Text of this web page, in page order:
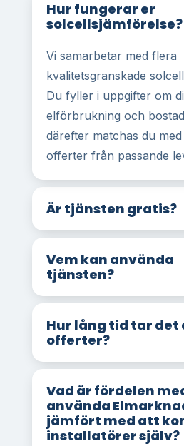
Hur fungerar er
solcellsjämförelse?
Vi samarbetar med flera
kvalitetsgranskade
Du fyller i uppgifter om
elförbrukning och
därefter matchas du
offerter från passande
Är tjänsten gratis?
Vem kan använda
tjänsten?
Hur lång tid tar det
offerter?
Vad är fördelen
använda
jämfört med att
installatörer själv?